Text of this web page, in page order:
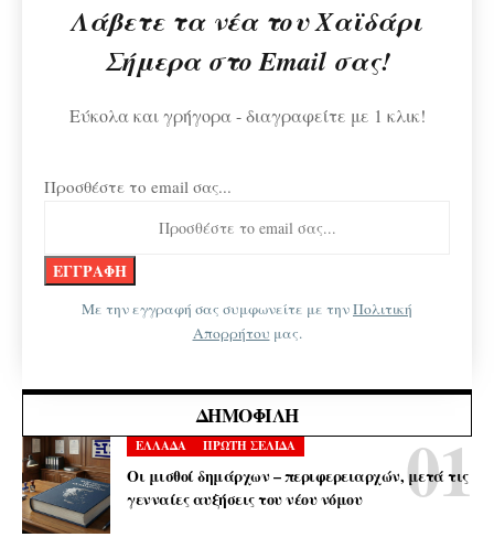
Λάβετε τα νέα του Χαϊδάρι
Σήμερα στο Email σας!
Εύκολα και γρήγορα - διαγραφείτε με 1 κλικ!
Προσθέστε το email σας...
Με την εγγραφή σας συμφωνείτε με τηνΠολιτική
Απορρήτου μας.
ΔΗΜΟΦΙΛΉ
ΕΛΛΑΔΑ ΠΡΩΤΗ ΣΕΛΙΔΑ
Οι μισθοί δημάρχων – περιφερειαρχών, μετά τις
γενναίες αυξήσεις του νέου νόμου